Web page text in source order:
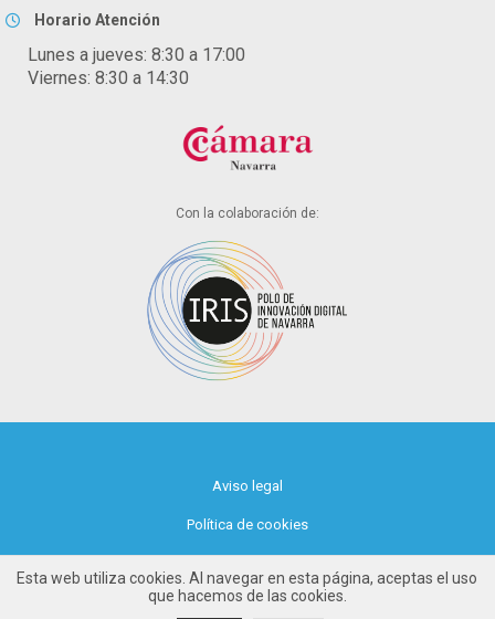
Horario Atención
Lunes a jueves: 8:30 a 17:00
Viernes: 8:30 a 14:30
Con la colaboración de:
Aviso legal
Política de cookies
Esta web utiliza cookies. Al navegar en esta página, aceptas el uso
que hacemos de las cookies.